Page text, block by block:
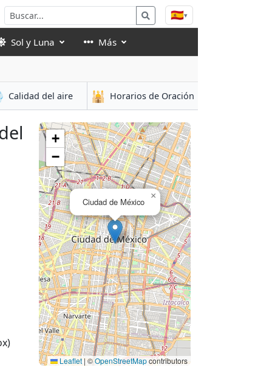
🇪🇸▾
Sol y Luna Más
Calidad del aire 🕌 Horarios de Oración
Ciudad de México
×
+
−
Leaflet|©OpenStreetMapcontributors